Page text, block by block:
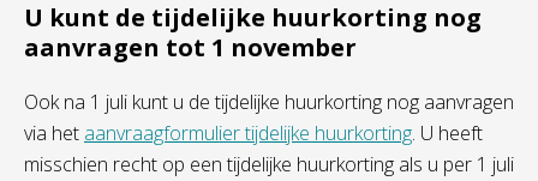
U kunt de tijdelijke huurkorting nog
aanvragen tot 1 november
Ook na 1 juli kunt u de tijdelijke huurkorting nog aanvragen
via het aanvraagformulier tijdelijke huurkorting. U heeft
misschien recht op een tijdelijke huurkorting als u per 1 juli